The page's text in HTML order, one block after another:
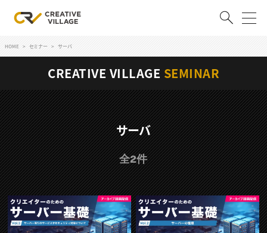
ログイン 会員登録
RECRUIT
クリエイター求人を探す
CREATIVE JOB求人検索
特集求人
採用説明会
転職支援サービス
CONTENTS
スキルアップしたい！
HOME セミナー サーバ
CREATIVE VILLAGE SEMINAR
サーバ
全2件